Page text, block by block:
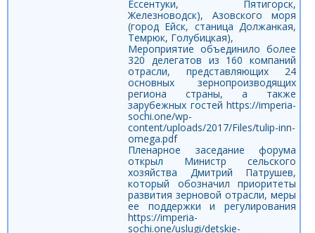
Ессентуки, Пятигорск,
Железноводск), Азовского моря
(город Ейск, станица Должанкая,
Темрюк, Голубицкая),
Мероприятие объединило более
320 делегатов из 160 компаний
отрасли, представляющих 24
основных зернопроизводящих
региона страны, а также
зарубежных гостей https://imperia-
sochi.one/wp-
content/uploads/2017/Files/tulip-inn-
omega.pdf
Пленарное заседание форума
открыл Министр сельского
хозяйства Дмитрий Патрушев,
который обозначил приоритеты
развития зерновой отрасли, меры
ее поддержки и регулирования
https://imperia-
sochi.one/uslugi/detskie-